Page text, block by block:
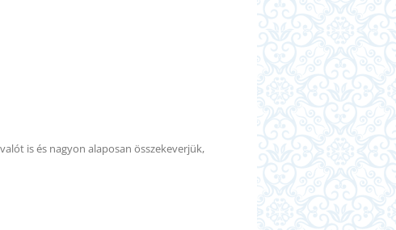
is és nagyon alaposan összekeverjük,